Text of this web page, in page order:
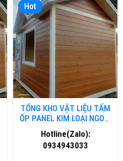
Hot
TỔNG KHO VẬT LIỆU TẤM
ỐP PANEL KIM LOẠI NGOÀI
TRỜI TẠI ĐÀ NĂNG
Hotline(Zalo):
0934943033